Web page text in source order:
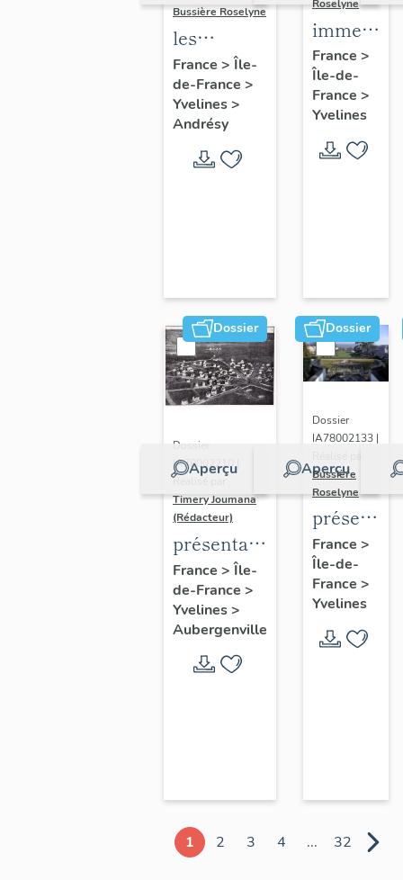
Bussière Roselyne
les
immeubles,
maisons et
fermes du
canton
d'Andrésy
France > Île-
de-France >
Yvelines>
Andrésy
Roselyne
maisons,
fermes
France >
Île-de-
France >
Yvelines
Dossier
Aperçu
Dossier
IA78002210 |
Réalisé par
Timery Joumana
(Rédacteur)
présentation
de l'étude
d'Elisabethville
France > Île-
de-France >
Yvelines>
Aubergenville
Dossier
Aperçu
Dossier
IA78002133 |
Bussière
Roselyne
du
diagnostic
et
France >
Île-de-
France >
Yvelines
1 2 3 4 ... 32